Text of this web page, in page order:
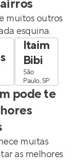
muitos outros
esquina.
Itaim
Bibi
São
Paulo, SP
pode te
muitas
as melhores